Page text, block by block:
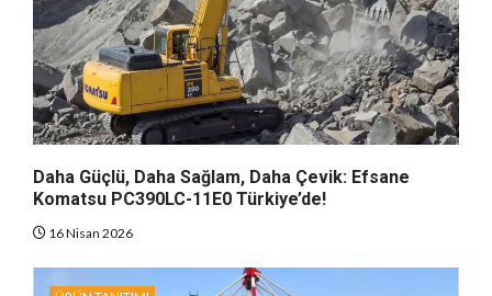
Daha Güçlü, Daha Sağlam, Daha Çevik: Efsane
Komatsu PC390LC-11E0 Türkiye’de!
16 Nisan 2026